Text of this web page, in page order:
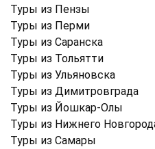
Туры из Пензы
Туры из Перми
Туры из Саранска
Туры из Тольятти
Туры из Ульяновска
Туры из Димитровграда
Туры из Йошкар-Олы
Туры из Нижнего
Туры из Самары